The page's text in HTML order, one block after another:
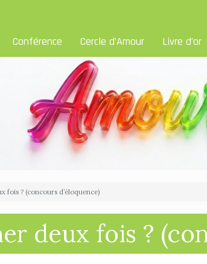
Conférence Cercle d’Amour Livre d’or
fois ? (concours d’éloquence)
deux fois ?